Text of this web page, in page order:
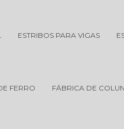
ESTRIBOS PARA VIGAS
FERRO FÁBRICA DE